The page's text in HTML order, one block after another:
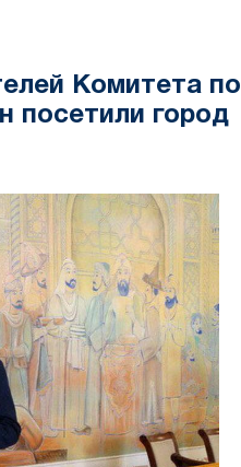
Комитета по
посетили город